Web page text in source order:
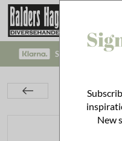
SAFE PAYMENT
Pot Brobacka 2L
New